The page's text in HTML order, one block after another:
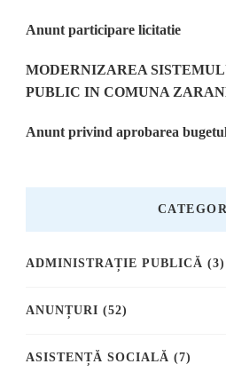
Anunt participare licitatie
MODERNIZAREA
PUBLIC IN COMUNA
Anunt privind aprobarea
ADMINISTRAȚIE PUBLICĂ (3)
ANUNȚURI (52)
ASISTENȚĂ SOCIALĂ (7)